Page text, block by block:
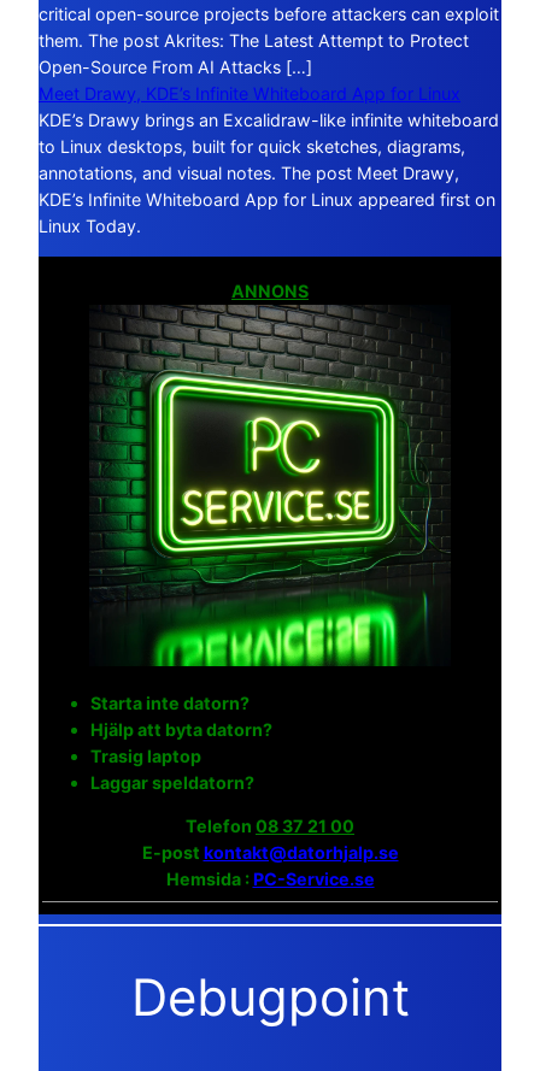
critical open-source projects before attackers can exploit
them. The post Akrites: The Latest Attempt to Protect
Open-Source From AI Attacks […]
Meet Drawy, KDE’s Infinite Whiteboard App for Linux
KDE’s Drawy brings an Excalidraw-like infinite whiteboard
to Linux desktops, built for quick sketches, diagrams,
annotations, and visual notes. The post Meet Drawy,
KDE’s Infinite Whiteboard App for Linux appeared first on
Linux Today.
ANNONS
Starta inte datorn?
Hjälp att byta datorn?
Trasig laptop
Laggar speldatorn?
Telefon 08 37 21 00
E-post kontakt@datorhjalp.se
Hemsida :PC-Service.se
Debugpoint